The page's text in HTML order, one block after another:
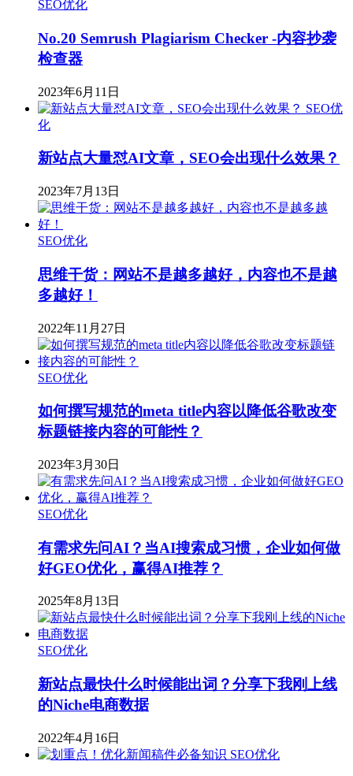
SEO优化
No.20 Semrush Plagiarism Checker -内容抄袭
检查器
2023年6月11日
SEO优
化
新站点大量怼AI文章，SEO会出现什么效果？
2023年7月13日
SEO优化
思维干货：网站不是越多越好，内容也不是越
多越好！
2022年11月27日
SEO优化
如何撰写规范的meta title内容以降低谷歌改变
标题链接内容的可能性？
2023年3月30日
SEO优化
有需求先问AI？当AI搜索成习惯，企业如何做
好GEO优化，赢得AI推荐？
2025年8月13日
SEO优化
新站点最快什么时候能出词？分享下我刚上线
的Niche电商数据
2022年4月16日
SEO优化